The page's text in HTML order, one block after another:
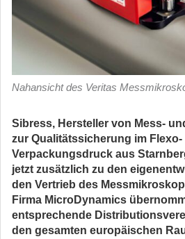
Nahansicht des Veritas
Sibress, Hersteller von Mess-
zur Qualitätssicherung im Flexo-
Verpackungsdruck aus
jetzt zusätzlich zu den
den Vertrieb des
Firma MicroDynamics
entsprechende
den gesamten europäischen